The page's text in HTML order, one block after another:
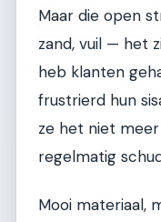
Maar die open
zand, vuil — het
heb klanten
frustrierd hun
ze het niet
regelmatig
Mooi materiaal,